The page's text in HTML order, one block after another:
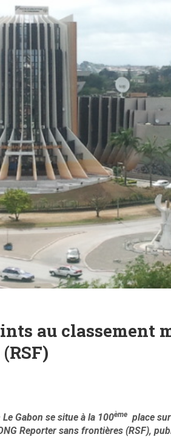
au classement
Gabon se situe à la 100ème place
Reporter sans frontières (RSF),